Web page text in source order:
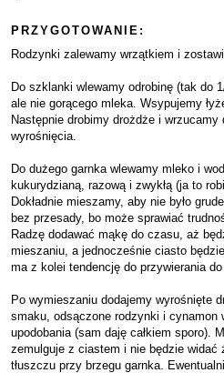
PRZYGOTOWANIE:
Rodzynki zalewamy wrzątkiem i
Do szklanki wlewamy odrobinę (tak do
ale nie gorącego mleka. Wsypujemy
Następnie drobimy drożdże i
wyrośnięcia.
Do dużego garnka wlewamy mleko i
kukurydzianą, razową i zwykłą (ja to
Dokładnie mieszamy, aby nie było
bez przesady, bo może sprawiać
Radzę dodawać mąkę do czasu, aż
mieszaniu, a jednocześnie ciasto
ma z kolei tendencję do przywierania
Po wymieszaniu dodajemy wyrośnięte
smaku, odsączone rodzynki i cynamon
upodobania (sam daję całkiem sporo).
zemulguje z ciastem i nie będzie
tłuszczu przy brzegu garnka.